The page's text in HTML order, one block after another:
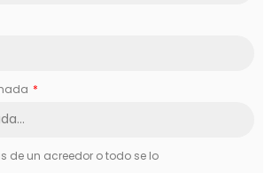
de un acreedor o todo se lo